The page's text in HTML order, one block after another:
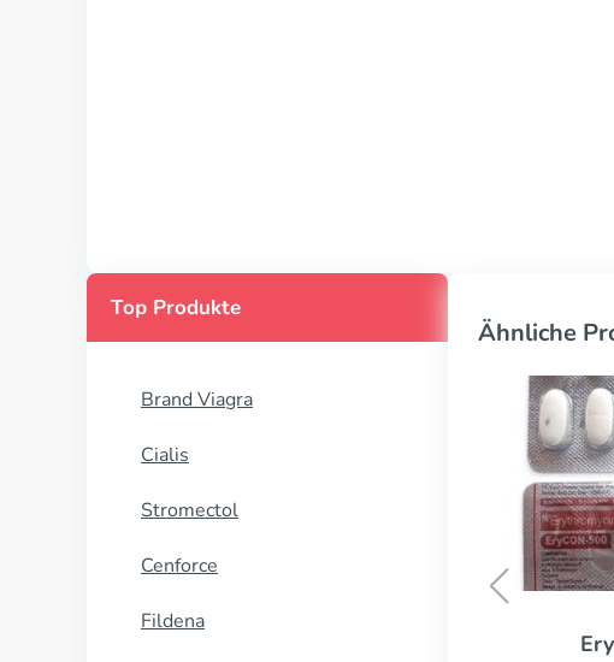
Top Produkte
Brand Viagra
Cialis
Stromectol
Cenforce
Fildena
Ähnliche